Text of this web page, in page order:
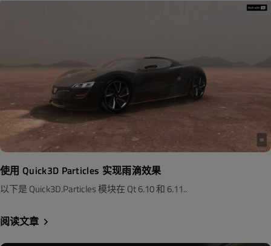
使用 Quick3D Particles 实现雨滴效果
以下是 Quick3D.Particles 模块在 Qt 6.10 和 6.11..
阅读文章